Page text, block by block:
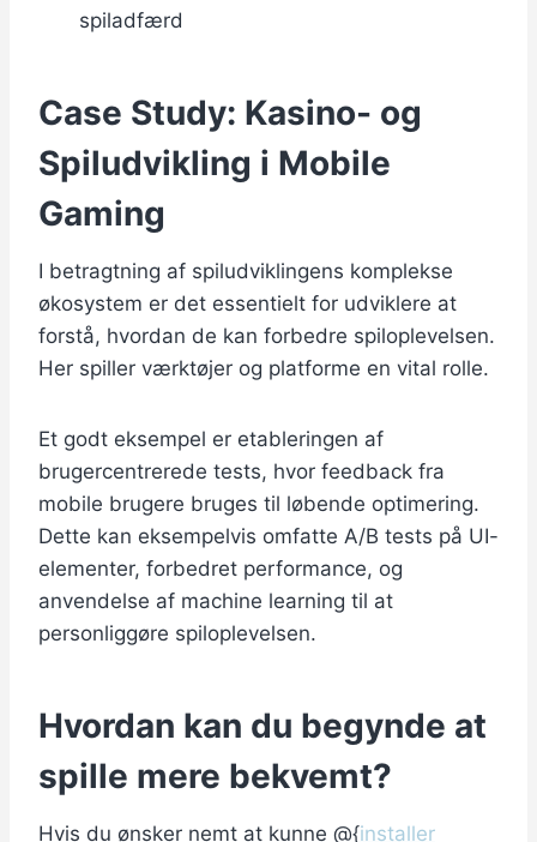
spiladfærd
Case Study: Kasino- og
Spiludvikling i Mobile
Gaming
I betragtning af spiludviklingens komplekse
økosystem er det essentielt for udviklere at
forstå, hvordan de kan forbedre spiloplevelsen.
Her spiller værktøjer og platforme en vital rolle.
Et godt eksempel er etableringen af
brugercentrerede tests, hvor feedback fra
mobile brugere bruges til løbende optimering.
Dette kan eksempelvis omfatte A/B tests på UI-
elementer, forbedret performance, og
anvendelse af machine learning til at
personliggøre spiloplevelsen.
Hvordan kan du begynde at
spille mere bekvemt?
Hvis du ønsker nemt at kunne @{installer